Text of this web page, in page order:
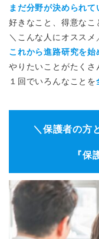
まだ分野が決められて
好きなこと、得意なこ
＼こんな人にオススメ
これから進路研究を始
やりたいことがたくさ
１回でいろんなことを
＼保護者の方
『保